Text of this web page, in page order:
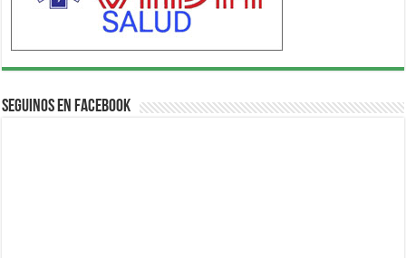
Seguinos en Facebook